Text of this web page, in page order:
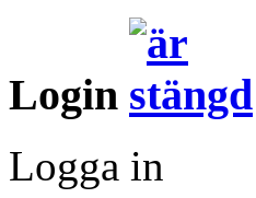
Login
Logga in